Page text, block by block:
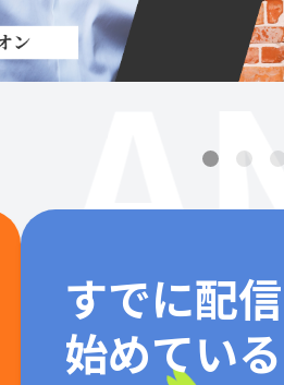
すでに配
始めている